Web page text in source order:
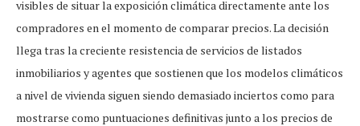
visibles de situar la exposición climática directamente ante los
compradores en el momento de comparar precios. La decisión
llega tras la creciente resistencia de servicios de listados
inmobiliarios y agentes que sostienen que los modelos climáticos
a nivel de vivienda siguen siendo demasiado inciertos como para
mostrarse como puntuaciones definitivas junto a los precios de